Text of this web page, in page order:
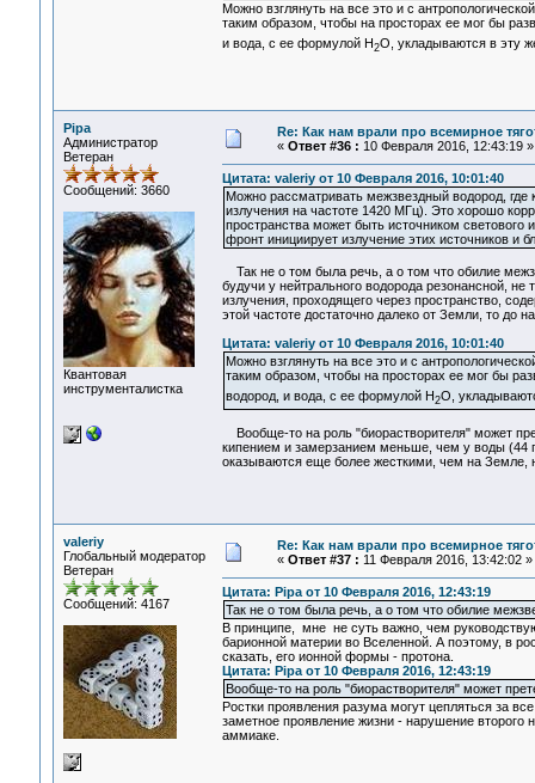
Можно взглянуть на все это и с
таким образом, чтобы на просторах ее мог бы
и вода, с ее формулой Н2O, укладываются в эту
Pipa
Администратор
Ветеран
Сообщений: 3660
Квантовая
инструменталистка
Re: Как нам врали про всемирное
« Ответ #36 : 10 Февраля 2016, 12:43:19 »
Цитата: valeriy от 10 Февраля 2016, 10:01:40
Можно рассматривать межзвездный водород,
излучения на частоте 1420 МГц). Это хорошо
пространства может быть источником светового
фронт инициирует излучение этих источников и
Так не о том была речь, а о том что обилие
будучи у нейтрального водорода резонансной,
излучения, проходящего через пространство,
этой частоте достаточно далеко от Земли, то до
Цитата: valeriy от 10 Февраля 2016, 10:01:40
Можно взглянуть на все это и с
таким образом, чтобы на просторах ее мог бы
водород, и вода, с ее формулой Н2O,
Вообще-то на роль "биорастворителя" может
кипением и замерзанием меньше, чем у воды (44
оказываются еще более жесткими, чем на Земле,
valeriy
Глобальный модератор
Ветеран
Сообщений: 4167
Re: Как нам врали про всемирное
« Ответ #37 : 11 Февраля 2016, 13:42:02 »
Цитата: Pipa от 10 Февраля 2016, 12:43:19
Так не о том была речь, а о том что обилие
В принципе, мне не суть важно, чем
барионной материи во Вселенной. А поэтому, в
сказать, его ионной формы - протона.
Цитата: Pipa от 10 Февраля 2016, 12:43:19
Вообще-то на роль "биорастворителя" может
Ростки проявления разума могут цепляться за
заметное проявление жизни - нарушение
аммиаке.